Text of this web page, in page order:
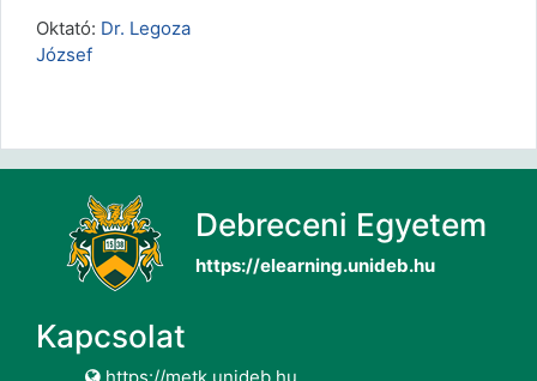
Oktató: Dr. Legoza
József
Debreceni Egyetem
https://elearning.unideb.hu
Kapcsolat